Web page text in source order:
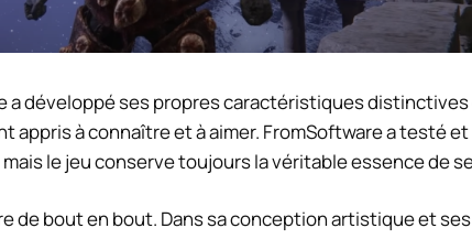
a développé ses propres caractéristiques
appris à connaître et à aimer. FromSoftware a testé
le jeu conserve toujours la véritable essence de
de bout en bout. Dans sa conception artistique et